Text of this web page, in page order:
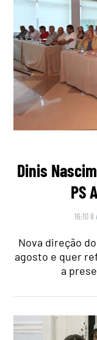
Dinis
PS
16:10 8
Nova direção
agosto e quer
a